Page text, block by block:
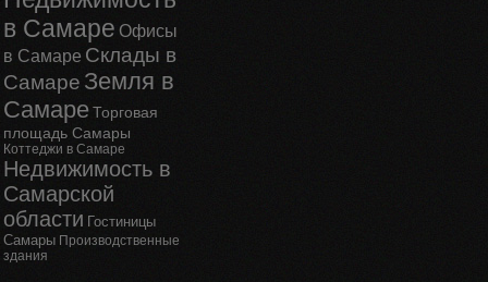
в Самаре Офисы
в Самаре Склады в
Самаре Земля в
СамареТорговая
площадь Самары
Коттеджи в Самаре
Недвижимость в
Самарской
области Гостиницы
Самары Производственные
здания